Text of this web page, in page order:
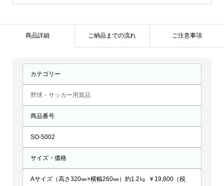
5002
商品詳細 ご納品までの流れ ご注意事項
カテゴリー
野球・サッカー用賞品
商品番号
SO-5002
サイズ・価格
Aサイズ（高さ320㎜×横幅260㎜）約1.2㎏ ￥19,800（税